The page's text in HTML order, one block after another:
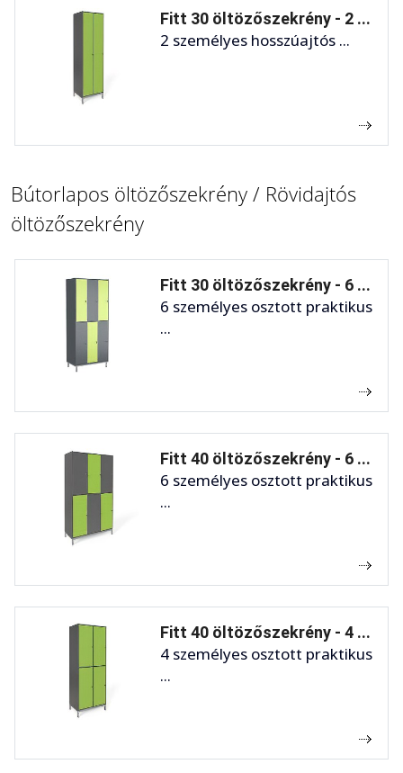
Fitt 30 öltözőszekrény - 2 ...
2 személyes hosszúajtós ...
Bútorlapos öltözőszekrény / Rövidajtós
öltözőszekrény
Fitt 30 öltözőszekrény - 6 ...
6 személyes osztott praktikus
...
Fitt 40 öltözőszekrény - 6 ...
6 személyes osztott praktikus
...
Fitt 40 öltözőszekrény - 4 ...
4 személyes osztott praktikus
...